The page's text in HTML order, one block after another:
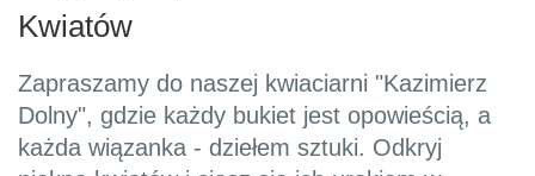
Kwiatów
Zapraszamy do naszej kwiaciarni "Kazimierz
Dolny", gdzie każdy bukiet jest opowieścią, a
każda wiązanka - dziełem sztuki. Odkryj